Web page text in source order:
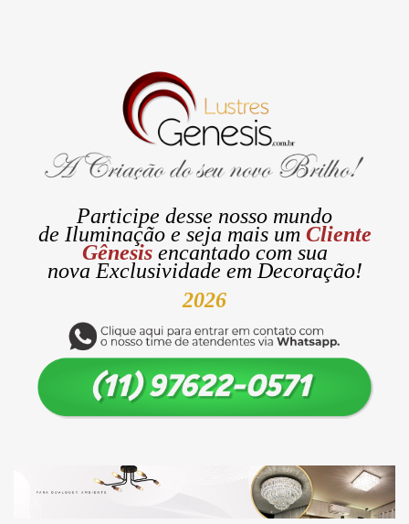
Participe desse nosso mundo
de Iluminaçãoe seja mais um Cliente
Gênesis encantado com sua
novaExclusividade em Decoração!
2026